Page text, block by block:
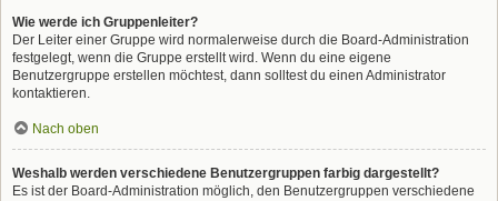
Wie werde ich Gruppenleiter?
Der Leiter einer Gruppe wird normalerweise durch die Board-Administration
festgelegt, wenn die Gruppe erstellt wird. Wenn du eine eigene
Benutzergruppe erstellen möchtest, dann solltest du einen Administrator
kontaktieren.
Nach oben
Weshalb werden verschiedene Benutzergruppen farbig dargestellt?
Es ist der Board-Administration möglich, den Benutzergruppen verschiedene